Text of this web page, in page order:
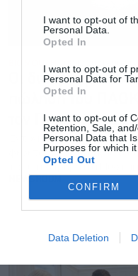
I want to opt-out of
Personal Data.
Opted In
I want to opt-out of
Personal Data for
Opted In
I want to opt-out of
Retention, Sale,
Personal Data that
Purposes for which it
Opted Out
CONFIRM
Data Deletion
BIG MOUTH 08.12.2021 - 06:56
Οι
πώληση του
τον Πάπα και τα
Έντονη φημολογία,
φέρεται να
τον επιχειρηματία
NEWSROOM